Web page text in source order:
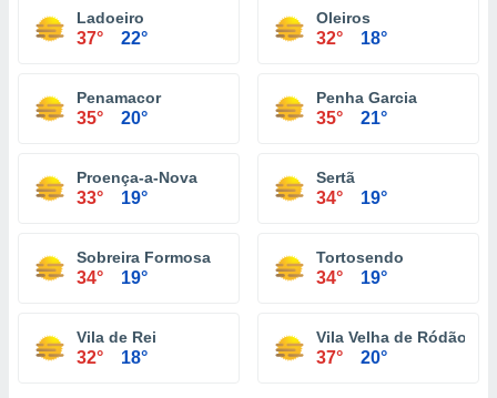
Ladoeiro
37° 22°
Oleiros
32° 18°
Penamacor
35° 20°
Penha Garcia
35° 21°
Proença-a-Nova
33° 19°
Sertã
34° 19°
Sobreira Formosa
34° 19°
Tortosendo
34° 19°
Vila de Rei
32° 18°
Vila Velha de Ródão
37° 20°